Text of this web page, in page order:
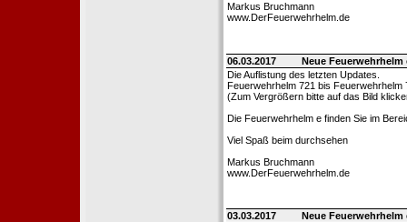
Markus Bruchmann
www.DerFeuerwehrhelm.de
06.03.2017
Neue
Die Auflistung des letzten Updates.
Feuerwehrhelm 721 bis Feuerwehrhelm
(Zum Vergrößern bitte auf das Bild
Die Feuerwehrhelm e finden Sie im
Viel Spaß beim durchsehen
Markus Bruchmann
www.DerFeuerwehrhelm.de
03.03.2017
Neue